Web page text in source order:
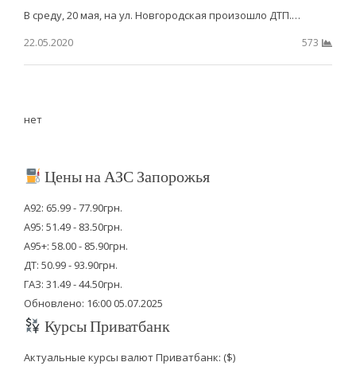
В среду, 20 мая, на ул. Новгородская произошло ДТП.…
22.05.2020
573
нет
Цены на АЗС Запорожья
А92: 65.99 - 77.90грн.
А95: 51.49 - 83.50грн.
А95+: 58.00 - 85.90грн.
ДТ: 50.99 - 93.90грн.
ГАЗ: 31.49 - 44.50грн.
Обновлено: 16:00 05.07.2025
Курсы Приватбанк
Актуальные курсы валют Приватбанк: ($)